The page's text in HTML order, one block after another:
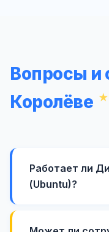
Вопросы и
Королёве
Работает ли
(Ubuntu)?